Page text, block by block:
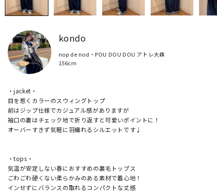
kondo
nop de nod・POU DOU DOU アトレ大森
156cm
・jacket・
目を惹くカラーのスウィングトップ
前はジップ仕様でカジュアル感がありますが
袖口の裏はチェック地で折り返すと可愛いポイントに！
オーバーすきず気軽に羽織れるシルエットです♩
・tops・
気温が安定しない春におすすめの裏毛トップス
ごわごわ硬くない柔らかみのある素材で着心地！
インせずにバランスの取れるコンパクトな丈感